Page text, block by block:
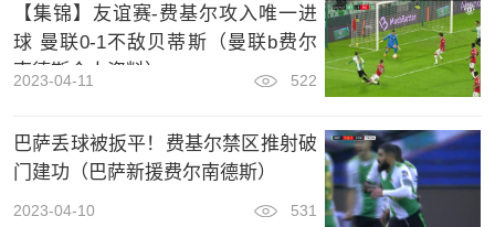
【集锦】友谊赛-费基尔攻入唯一进
球 曼联0-1不敌贝蒂斯（曼联b费尔
南德斯个人资料）
2023-04-11 522
巴萨丢球被扳平！费基尔禁区推射破
门建功（巴萨新援费尔南德斯）
2023-04-10 531